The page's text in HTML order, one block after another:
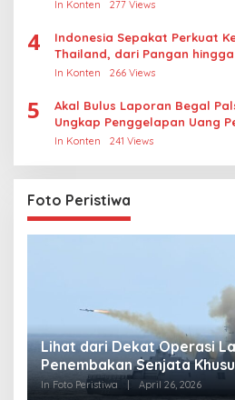
In Konten 277 Views
4
Indonesia Sepakat Perkuat
Thailand, dari Pangan
In Konten 266 Views
5
Akal Bulus Laporan Begal
Ungkap Penggelapan Uang
Crypto
In Konten 241 Views
Foto Peristiwa
Lihat dari Dekat Operasi
Penembakan Senjata
In Foto Peristiwa | April 26, 2026